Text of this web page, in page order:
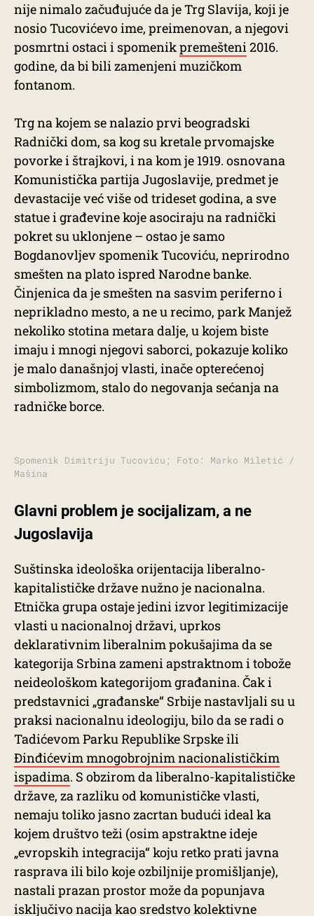
nije nimalo začuđujuće da je Trg Slavija, koji je
nosio Tucovićevo ime, preimenovan, a njegovi
posmrtni ostaci i spomenikpremešteni2016.
godine, da bi bili zamenjeni muzičkom
fontanom.
Trg na kojem se nalazio prvi beogradski
Radnički dom, sa kog su kretale prvomajske
povorke i štrajkovi, i na kom je 1919. osnovana
Komunistička partija Jugoslavije, predmet je
devastacije već više od trideset godina, a sve
statue i građevine koje asociraju na radnički
pokret su uklonjene – ostao je samo
Bogdanovljev spomenik Tucoviću, neprirodno
smešten na plato ispred Narodne banke.
Činjenica da je smešten na sasvim periferno i
neprikladno mesto, a ne u recimo, park Manjež
nekoliko stotina metara dalje, u kojem biste
imaju i mnogi njegovi saborci, pokazuje koliko
je malo današnjoj vlasti, inače opterećenoj
simbolizmom, stalo do negovanja sećanja na
radničke borce.
Spomenik Dimitriju Tucoviću; Foto: Marko Miletić /
Mašina
Glavni problem je socijalizam, a ne
Jugoslavija
Suštinska ideološka orijentacija liberalno-
kapitalističke države nužno je nacionalna.
Etnička grupa ostaje jedini izvor legitimizacije
vlasti u nacionalnoj državi, uprkos
deklarativnim liberalnim pokušajima da se
kategorija Srbina zameni apstraktnom i tobože
neideološkom kategorijom građanina. Čak i
predstavnici „građanske“ Srbije nastavljali su u
praksi nacionalnu ideologiju, bilo da se radi o
Tadićevom Parku Republike Srpske ili
Đinđićevim mnogobrojnim nacionalističkim
ispadima. S obzirom da liberalno-kapitalističke
države, za razliku od komunističke vlasti,
nemaju toliko jasno zacrtan budući ideal ka
kojem društvo teži (osim apstraktne ideje
„evropskih integracija“ koju retko prati javna
rasprava ili bilo koje ozbiljnije promišljanje),
nastali prazan prostor može da popunjava
isključivo nacija kao sredstvo kolektivne